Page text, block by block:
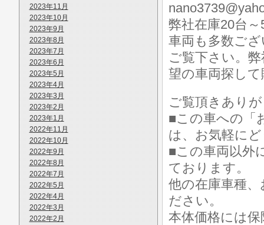
2023年11月
2023年10月
2023年9月
2023年8月
2023年7月
2023年6月
2023年5月
2023年4月
2023年3月
2023年2月
2023年1月
2022年11月
2022年10月
2022年9月
2022年8月
2022年7月
2022年5月
2022年4月
2022年3月
2022年2月
弊社在庫20台
車両も多数ご
ご覧下さい。
望の車両探し
ご覧頂きあり
■この車への「
は、お気軽に
■この車両以外
ております。
他の在庫車種
ださい。
本体価格には